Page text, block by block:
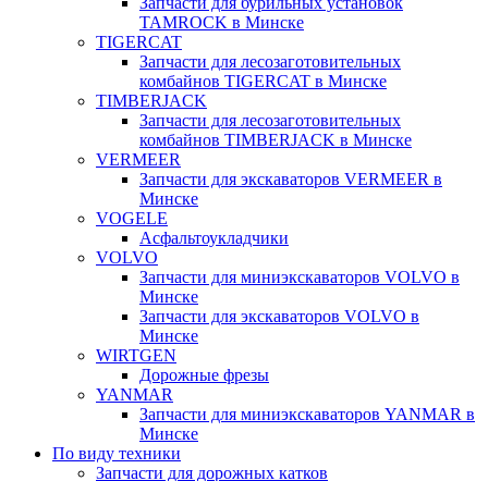
TAMROCK в Минске
TIGERCAT
Запчасти для лесозаготовительных
комбайнов TIGERCAT в Минске
TIMBERJACK
Запчасти для лесозаготовительных
комбайнов TIMBERJACK в Минске
VERMEER
Запчасти для экскаваторов VERMEER в
Минске
VOGELE
Асфальтоукладчики
VOLVO
Запчасти для миниэкскаваторов VOLVO в
Минске
Запчасти для экскаваторов VOLVO в
Минске
WIRTGEN
Дорожные фрезы
YANMAR
Запчасти для миниэкскаваторов YANMAR в
Минске
По виду техники
Запчасти для дорожных катков